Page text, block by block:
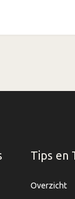
Tips en
Overzicht